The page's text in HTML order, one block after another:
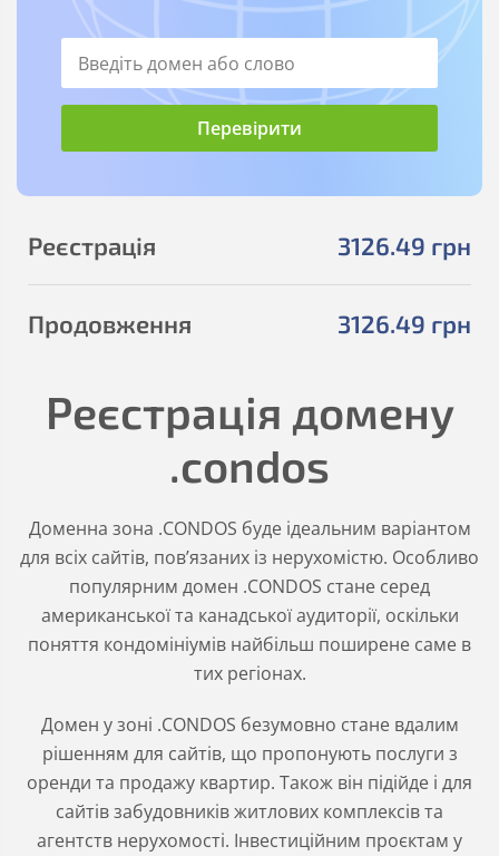
3126.49 грн
Реєстрація
3126.49 грн
Продовження
Реєстрація домену
.condos
Доменна зона .CONDOS буде ідеальним варіантом
для всіх сайтів, повʼязаних із нерухомістю. Особливо
популярним домен .CONDOS стане серед
американської та канадської аудиторії, оскільки
поняття кондомініумів найбільш поширене саме в
тих регіонах.
Домен у зоні .CONDOS безумовно стане вдалим
рішенням для сайтів, що пропонують послуги з
оренди та продажу квартир. Також він підійде і для
сайтів забудовників житлових комплексів та
агентств нерухомості. Інвестиційним проєктам у